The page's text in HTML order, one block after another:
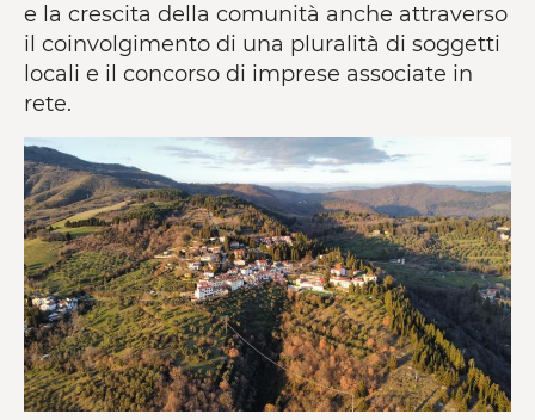
e la crescita della comunità anche attraverso
il coinvolgimento di una pluralità di soggetti
locali e il concorso di imprese associate in
rete.